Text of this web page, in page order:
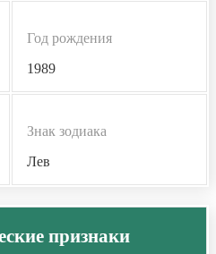
Год рождения
1989
Знак зодиака
Лев
признаки